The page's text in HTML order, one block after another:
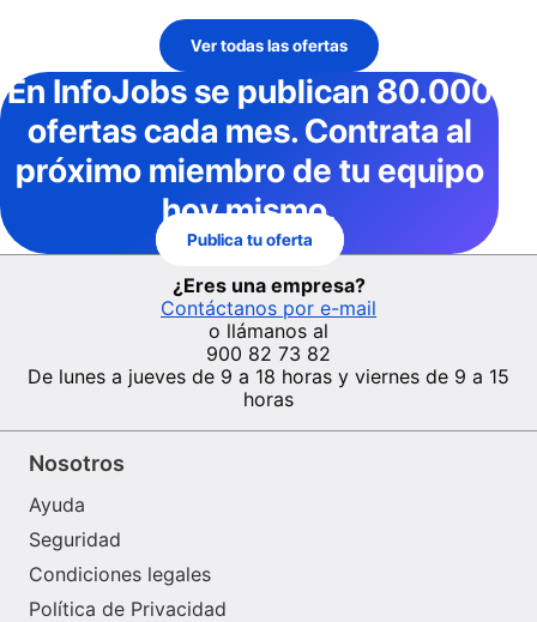
Ver todas las ofertas
En InfoJobsse publican 80.000
ofertas cada mes. Contrata al
próximo miembro de tu equipo
hoy mismo.
Publica tu oferta
¿Eres una empresa?
Contáctanos por e-mail
o llámanos al
900 82 73 82
De lunes a jueves de 9 a 18 horas y viernes de 9 a 15
horas
Nosotros
Ayuda
Seguridad
Condiciones legales
Política de Privacidad